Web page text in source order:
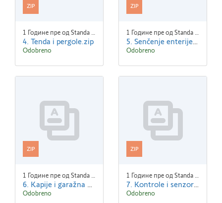
ZIP
1 Године пре од Standa Blaha
4. Tenda i pergole.zip
Odobreno
ZIP
1 Године пре од Standa Blaha
5. Senčenje enterijera.zip
Odobreno
ZIP
1 Године пре од Standa Blaha
6. Kapije i garažna vrata.zip
Odobreno
ZIP
1 Године пре од Standa Blaha
7. Kontrole i senzori.zip
Odobreno